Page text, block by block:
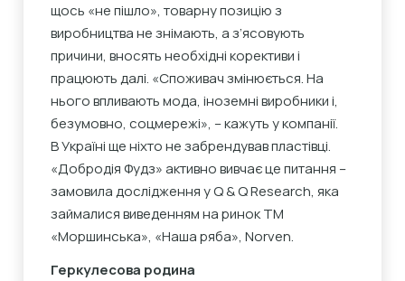
щось «не пішло», товарну позицію з
виробництва не знімають, а з’ясовують
причини, вносять необхідні корективи і
працюють далі. «Споживач змінюється. На
нього впливають мода, іноземні виробники і,
безумовно, соцмережі», – кажуть у компанії.
В Україні ще ніхто не забрендував пластівці.
«Добродія Фудз» активно вивчає це питання –
замовила дослідження у Q & Q Research, яка
займалися виведенням на ринок ТМ
«Моршинська», «Наша ряба», Norven.
Геркулесова родина